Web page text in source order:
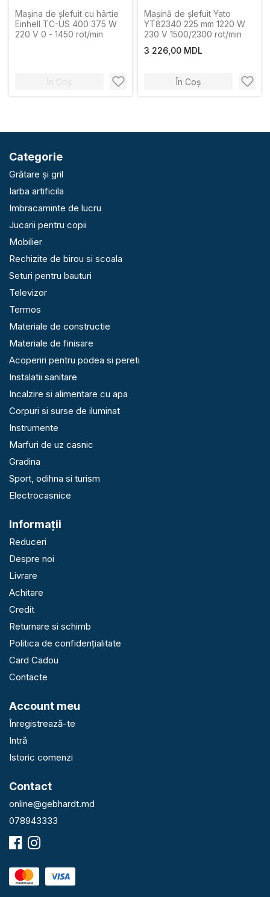
Maşina de şlefuit cu hârtie
Einhell TC-US 400 375 W
220 V 0 - 1450 rot/min
În Coș
Mașină de șlefuit Yato
YT82340 225 mm 1220 W
230 V 1500/2300 rot/min
3 226,00 MDL
În Coș
Categorie
Grătare și gril
Iarba artificila
Imbracaminte de lucru
Jucarii pentru copii
Mobilier
Rechizite de birou si scoala
Seturi pentru bauturi
Televizor
Termos
Materiale de constructie
Materiale de finisare
Acoperiri pentru podea si pereti
Instalatii sanitare
Incalzire si alimentare cu apa
Corpuri si surse de iluminat
Instrumente
Marfuri de uz casnic
Gradina
Sport, odihna si turism
Electrocasnice
Informaţii
Reduceri
Despre noi
Livrare
Achitare
Credit
Returnare si schimb
Politica de confidențialitate
Card Cadou
Contacte
Account meu
Înregistrează-te
Intră
Istoric comenzi
Contact
online@gebhardt.md
078943333